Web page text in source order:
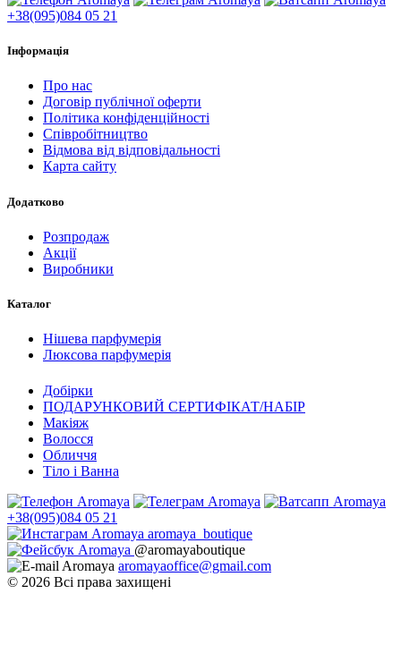
+38(095)084 05 21
Інформація
Про нас
Договір публічної оферти
Політика конфіденційності
Співробітництво
Відмова від відповідальності
Карта сайту
Додатково
Розпродаж
Акції
Виробники
Каталог
Нішева парфумерія
Люксова парфумерія
Добірки
ПОДАРУНКОВИЙ СЕРТИФІКАТ/НАБІР
Макіяж
Волосся
Обличчя
Тіло і Ванна
+38(095)084 05 21
aromaya_boutique
@aromayaboutique
aromayaoffice@gmail.com
© 2026 Всі права захищені